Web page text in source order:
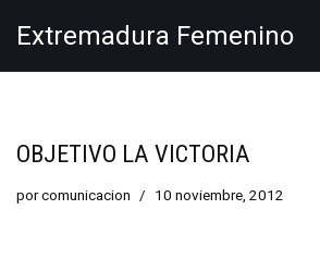
Extremadura Femenino
OBJETIVO LA VICTORIA
porcomunicacion 10 noviembre, 2012